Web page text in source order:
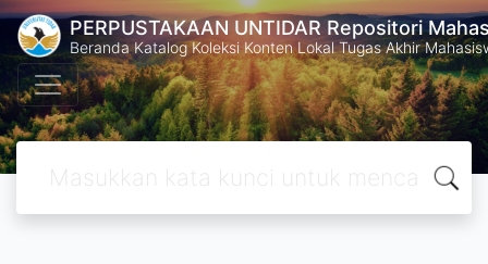
PERPUSTAKAAN UNTIDAR Repositori
Beranda Katalog Koleksi Konten Lokal Tugas Akhir